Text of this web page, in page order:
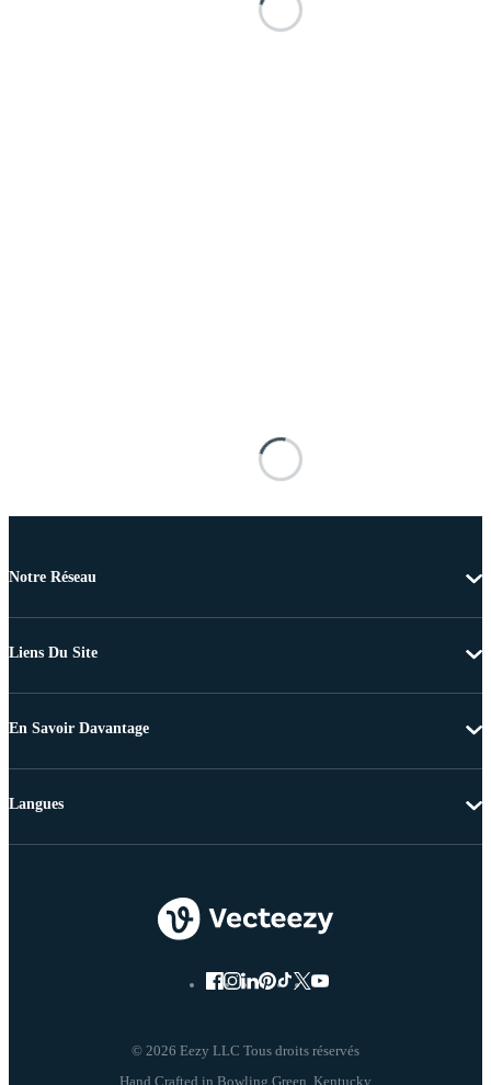
Notre Réseau
Liens Du Site
En Savoir Davantage
© 2026 Eezy LLC Tous droits réservés
Langues